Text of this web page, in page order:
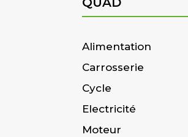
Alimentation
Carrosserie
Cycle
Electricité
Moteur